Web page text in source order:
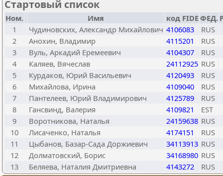
Стартовый список
Ном. Имя код FIDEФЕД.
1
Чудиновских, Александр Михайлович 4106083
RUS
2
Анохин, Владимир 4115201
RUS
3
Вуль, Аркадий Еремеевич 4104307
RUS
4
Каляев, Вячеслав 24112925 RUS
5
Курдаков, Юрий Васильевич 4120493
RUS
6
Михайлова, Ирина 4109040
RUS
7
Пантелеев, Юрий Владимирович 4125789
RUS
8
Гансвинд, Валерия 4109821
EST
9
Воротникова, Наталья 24159638 RUS
10
Лисаченко, Наталья 4174151
RUS
11
Цыбанов, Базар-Сада Доржиевич 34113913 RUS
12
Долматовский, Борис 34168980 RUS
13
Беляева, Наталия Дмитриевна 4143272 RUS